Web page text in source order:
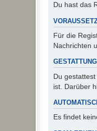
Du hast das
Für die
Nachrichten
Du
ist. Darüber
Es findet